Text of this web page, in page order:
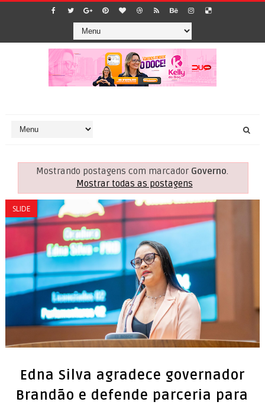
Mostrando postagens com marcador Governo.
Mostrar todas as postagens
SLIDE
Edna Silva agradece governador
Brandão e defende parceria para